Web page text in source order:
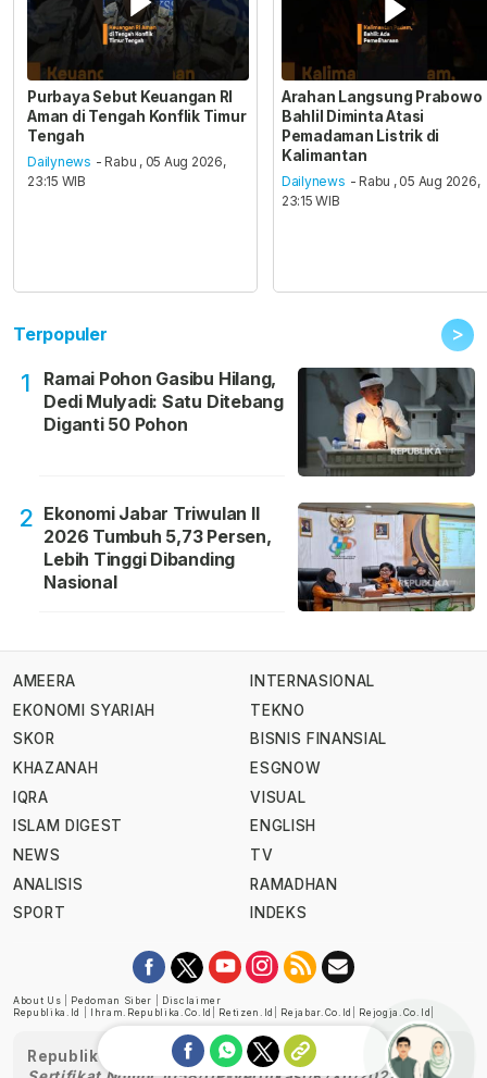
Purbaya Sebut Keuangan RI
Aman di Tengah Konflik Timur
Tengah
Dailynews - Rabu , 05 Aug 2026,
23:15 WIB
Arahan Langsung Prabowo
Bahlil Diminta Atasi
Pemadaman Listrik di
Kalimantan
Dailynews - Rabu , 05 Aug 2026,
23:15 WIB
Terpopuler >
1
Ramai Pohon Gasibu Hilang,
Dedi Mulyadi: Satu Ditebang
Diganti 50 Pohon
2 Ekonomi Jabar Triwulan II
2026 Tumbuh 5,73 Persen,
Lebih Tinggi Dibanding
Nasional
AMEERA
EKONOMI SYARIAH
SKOR
KHAZANAH
IQRA
ISLAM DIGEST
NEWS
ANALISIS
SPORT
INTERNASIONAL
TEKNO
BISNIS FINANSIAL
ESGNOW
VISUAL
ENGLISH
TV
RAMADHAN
INDEKS
About Us Pedoman Siber
Disclaimer
Republika.id
Ihram.republika.co.id Retizen.id Rejabar.co.id Rejogja.co.id
Republika telah diverifikasi oleh Dewan Pers